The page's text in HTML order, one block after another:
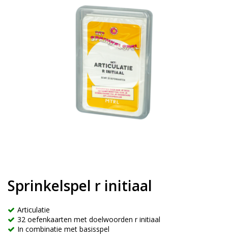
Sprinkelspel r initiaal
Articulatie
32 oefenkaarten met doelwoorden r initiaal
In combinatie met basisspel